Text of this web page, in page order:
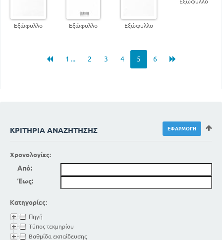
Εξώφυλλο Εξώφυλλο Εξώφυλλο
Εξώφυλλο
1 ... 2 3 4 5 6
ΚΡΙΤΉΡΙΑ ΑΝΑΖΉΤΗΣΗΣ
Χρονολογίες:
Από:
Έως:
Κατηγορίες:
Πηγή
Τύπος τεκμηρίου
Βαθμίδα εκπαίδευσης